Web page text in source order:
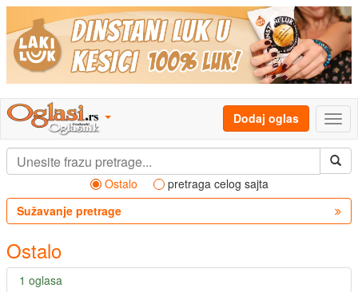
Dodaj oglas
Ostalo
pretraga celog sajta
Sužavanje pretrage
Ostalo
1 oglasa